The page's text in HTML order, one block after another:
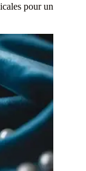
pour un